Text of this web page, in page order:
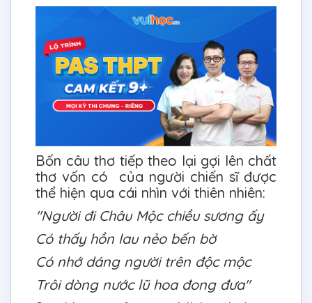
Bốn câu thơ tiếp theo lại gợi lên chất
thơ vốn có của người chiến sĩ được
thể hiện qua cái nhìn với thiên nhiên:
"Người đi Châu Mộc chiều sương ấy
Có thấy hồn lau nẻo bến bờ
Có nhớ dáng người trên độc mộc
Trôi dòng nước lũ hoa đong đưa"